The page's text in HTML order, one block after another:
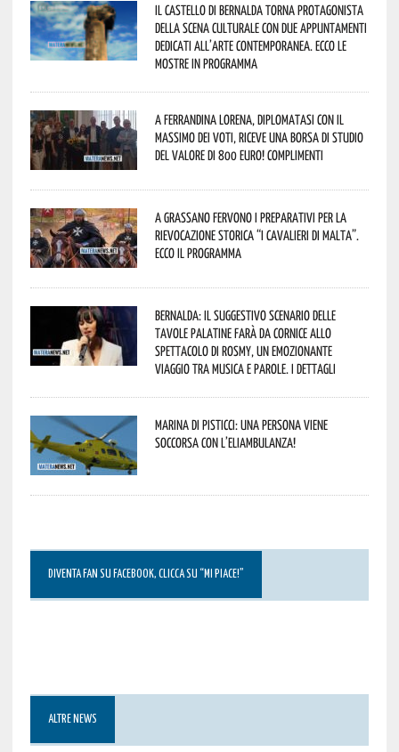
Il Castello di Bernalda torna protagonista
della scena culturale con due appuntamenti
dedicati all’arte contemporanea. Ecco le
mostre in programma
A Ferrandina Lorena, diplomatasi con il
massimo dei voti, riceve una borsa di studio
del valore di 800 euro! Complimenti
A Grassano fervono i preparativi per la
Rievocazione Storica “I CAVALIERI DI MALTA”.
Ecco il programma
Bernalda: il suggestivo scenario delle
Tavole Palatine farà da cornice allo
spettacolo di Rosmy, un emozionante
viaggio tra musica e parole. I dettagli
Marina di Pisticci: una persona viene
soccorsa con l’eliambulanza!
DIVENTA FAN SU FACEBOOK, CLICCA SU “MI PIACE!”
ALTRE NEWS